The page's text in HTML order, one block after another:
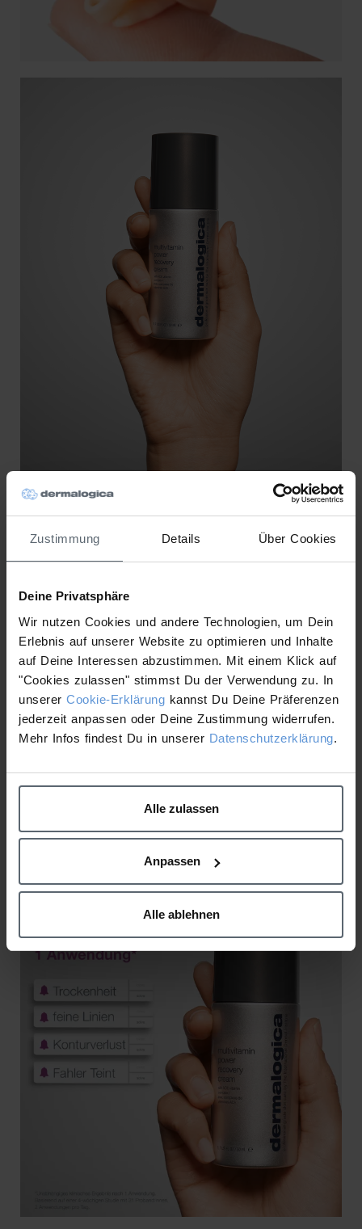
Zustimmung Details Über Cookies
Deine Privatsphäre
Wir nutzen Cookies und andere Technologien, um Dein
Erlebnis auf unserer Website zu optimieren und Inhalte
auf Deine Interessen abzustimmen. Mit einem Klick auf
"Cookies zulassen" stimmst Du der Verwendung zu. In
unserer Cookie-Erklärung kannst Du Deine Präferenzen
jederzeit anpassen oder Deine Zustimmung widerrufen.
Mehr Infos findest Du in unserer Datenschutzerklärung.
Alle zulassen
Anpassen
Alle ablehnen
klinisch nachgewiesen die 4 Zeichen von gestresster Haut
nach nur 1 Anwendung. Die reichhaltige, intensiv pflegende
Formel versorgt die Haut sofort mit Feuchtigkeit und „ent-
stresst“ sie. Die perfekte Mischung ausVitamin A, C und E
stärkt die Widerstandsfähigkeit der Haut, um vorzeitiger
Hautalterung durch Stress vorzubeugen.